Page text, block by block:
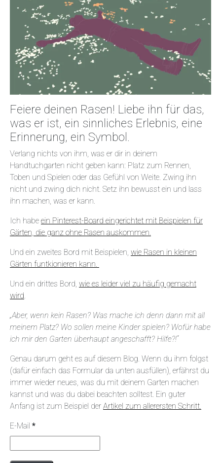
Feiere deinen Rasen! Liebe ihn für das,
was er ist, ein sinnliches Erlebnis, eine
Erinnerung, ein Symbol.
Verlang nichts von ihm, was er dir in deinem
Handtuchgarten nicht geben kann: Platz zum Rennen,
Toben und Spielen oder das Gefühl von Weite. Zwing ihn
nicht und zwing dich nicht. Setz ihn bewusst ein und lass
ihn machen, was er kann.
Ich habe ein Pinterest-Board eingerichtet mit Beispielen für
Gärten, die ganz ohne Rasen auskommen.
Und ein zweites Bord mit Beispielen, wie Rasen in kleinen
Gärten funtkionieren kann.
Und ein drittes Bord, wie es leider viel zu häufig gemacht
wird.
„Aber, wenn kein Rasen? Was mache ich denn dann mit all
meinem Platz? Wo sollen meine Kinder spielen? Wofür habe
ich mir den Garten überhaupt angeschafft? Hilfe?!“
Genau darum geht es auf diesem Blog. Wenn du ihm folgst
(dafür einfach das Formular da unten ausfüllen), erfährst du
immer wieder neues, was du mit deinem Garten machen
kannst und was du dabei beachten solltest. Ein guter
Anfang ist zum Beispiel der Artikel zum allerersten Schritt.
E-Mail *